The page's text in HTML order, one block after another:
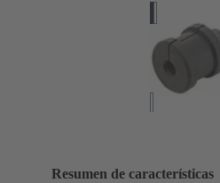
Resumen de características